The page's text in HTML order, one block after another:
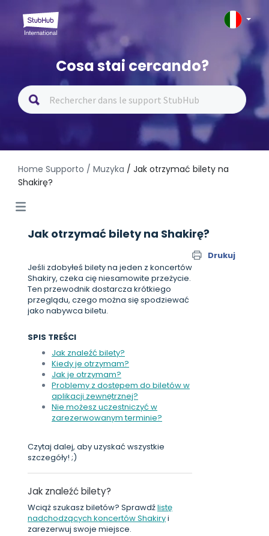
Cosa stai cercando?
Home Supporto / Muzyka / Jak otrzymać bilety na
Shakirę?
Jak otrzymać bilety na Shakirę?
Drukuj
Jeśli zdobyłeś bilety na jeden z koncertów
Shakiry, czeka cię niesamowite przeżycie.
Ten przewodnik dostarcza krótkiego
przeglądu, czego można się spodziewać
jako nabywca biletu.
SPIS TREŚCI
Jak znaleźć bilety?
Kiedy je otrzymam?
Jak je otrzymam?
Problemy z dostępem do biletów w
aplikacji zewnętrznej?
Nie możesz uczestniczyć w
zarezerwowanym terminie?
Czytaj dalej, aby uzyskać wszystkie
szczegóły! ;)
Jak znaleźć bilety?
Wciąż szukasz biletów? Sprawdźlistę
nadchodzących koncertów Shakiryi
zarezerwuj swoje miejsce.